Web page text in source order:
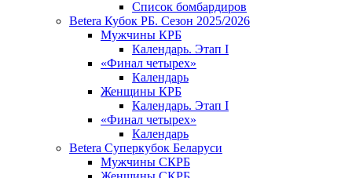
Список бомбардиров
Betera Кубок РБ. Сезон 2025/2026
Мужчины КРБ
Календарь. Этап I
«Финал четырех»
Календарь
Женщины КРБ
Календарь. Этап I
«Финал четырех»
Календарь
Betera Суперкубок Беларуси
Мужчины СКРБ